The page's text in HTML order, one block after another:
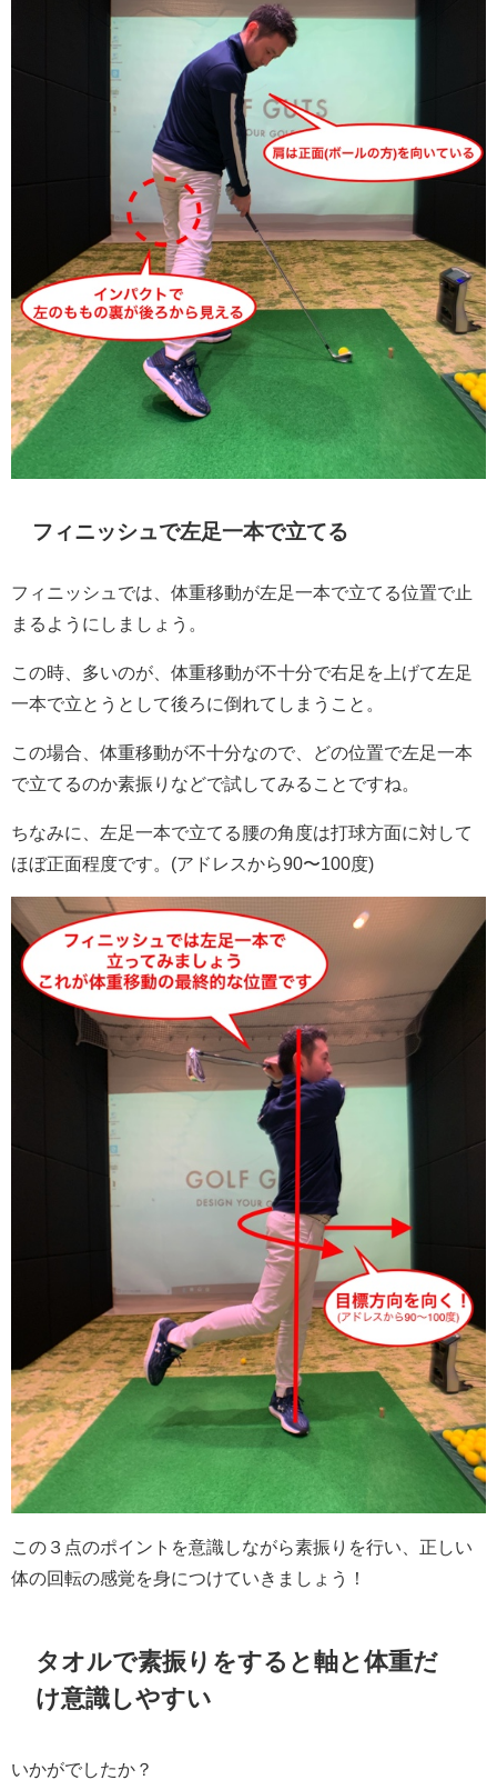
フィニッシュで左足一本で立てる
フィニッシュでは、体重移動が左足一本で立てる位置で止
まるようにしましょう。
この時、多いのが、体重移動が不十分で右足を上げて左足
一本で立とうとして後ろに倒れてしまうこと。
この場合、体重移動が不十分なので、どの位置で左足一本
で立てるのか素振りなどで試してみることですね。
ちなみに、左足一本で立てる腰の角度は打球方面に対して
ほぼ正面程度です。(アドレスから90〜100度)
この３点のポイントを意識しながら素振りを行い、正しい
体の回転の感覚を身につけていきましょう！
タオルで素振りをすると軸と体重だ
け意識しやすい
いかがでしたか？